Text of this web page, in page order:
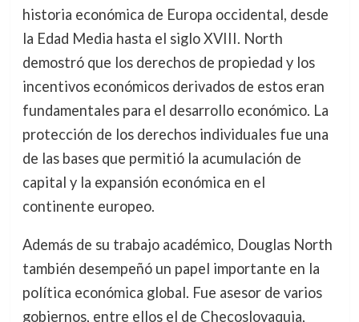
historia económica de Europa occidental, desde
la Edad Media hasta el siglo XVIII. North
demostró que los derechos de propiedad y los
incentivos económicos derivados de estos eran
fundamentales para el desarrollo económico. La
protección de los derechos individuales fue una
de las bases que permitió la acumulación de
capital y la expansión económica en el
continente europeo.
Además de su trabajo académico, Douglas North
también desempeñó un papel importante en la
política económica global. Fue asesor de varios
gobiernos, entre ellos el de Checoslovaquia,